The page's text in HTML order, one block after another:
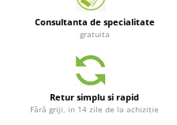
Aparat pentru legat plante cu
banda si capse
Masini pneumatice si hidraulice
Burghie pneumatice
Chei de impact pneumatice
Consultanta de specialitate
gratuita
Retur simplu si rapid
Fără griji, in 14 zile de la achiziție